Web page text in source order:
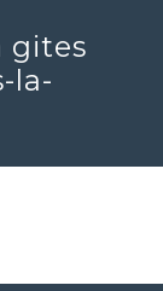
gites
la-